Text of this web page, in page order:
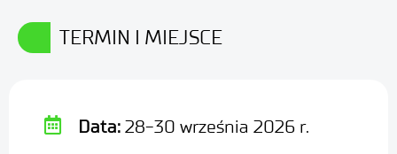
TERMIN I MIEJSCE
Data:28-30 września 2026 r.